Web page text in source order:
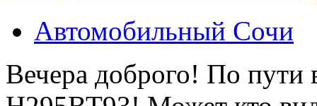
Автомобильный Сочи
Вечера доброго! По пути